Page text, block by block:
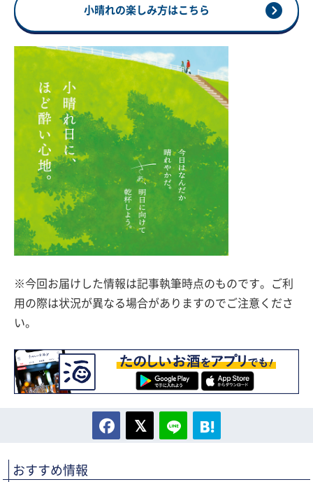
小晴れの楽しみ方はこちら
※今回お届けした情報は記事執筆時点のものです。ご利
用の際は状況が異なる場合がありますのでご注意くださ
い。
おすすめ情報